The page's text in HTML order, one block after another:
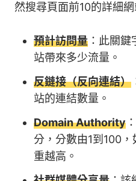
然搜尋頁面前10的詳細網
預計訪問量 ：此關
站帶來多少流量。
反鏈接（反向連結）
站的連結數量。
Domain Authority
分，分數由1到100
重越高。